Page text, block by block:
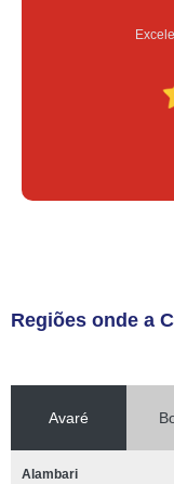
Regiões onde a
Avaré
Alambari